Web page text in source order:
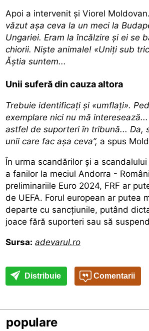
Apoi a intervenit și Viorel
văzut așa ceva la un meci la
Ungariei. Eram la încălzire și ei se
chiorii. Niște animale! «Uniți sub
Ăștia suntem...
Unii suferă din cauza altora
Trebuie identificați și «umflați».
exemplare nici nu mă
astfel de suporteri în tribună... Da,
unii care fac așa ceva”, a spus
În urma scandărilor și a
a fanilor la meciul Andorra -
preliminariile Euro 2024, FRF ar
de UEFA. Forul european ar putea
departe cu sancțiunile, putând
joace fără suporteri sau să
Sursa: adevarul.ro
Distribuie Comentarii
populare